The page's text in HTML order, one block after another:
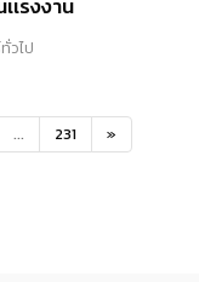
เรงงาน
วไป
... 231 »